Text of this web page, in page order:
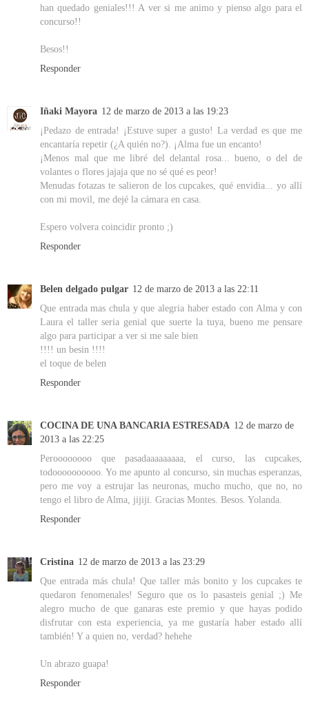
han quedado geniales!!! A ver si me animo y pienso algo para el
concurso!!
Besos!!
Responder
Iñaki Mayora 12 de marzo de 2013 a las 19:23
¡Pedazo de entrada! ¡Estuve super a gusto! La verdad es que me
encantaría repetir (¿A quién no?). ¡Alma fue un encanto!
¡Menos mal que me libré del delantal rosa... bueno, o del de
volantes o flores jajaja que no sé qué es peor!
Menudas fotazas te salieron de los cupcakes, qué envidia... yo allí
con mi movil, me dejé la cámara en casa.
Espero volvera coincidir pronto ;)
Responder
Belen delgado pulgar 12 de marzo de 2013 a las 22:11
Que entrada mas chula y que alegria haber estado con Alma y con
Laura el taller seria genial que suerte la tuya, bueno me pensare
algo para participar a ver si me sale bien
!!!! un besin !!!!
el toque de belen
Responder
COCINA DE UNA BANCARIA ESTRESADA 12 de marzo de
2013 a las 22:25
Peroooooooo que pasadaaaaaaaaa, el curso, las cupcakes,
todoooooooooo. Yo me apunto al concurso, sin muchas esperanzas,
pero me voy a estrujar las neuronas, mucho mucho, que no, no
tengo el libro de Alma, jijiji. Gracias Montes. Besos. Yolanda.
Responder
Cristina 12 de marzo de 2013 a las 23:29
Que entrada más chula! Que taller más bonito y los cupcakes te
quedaron fenomenales! Seguro que os lo pasasteis genial ;) Me
alegro mucho de que ganaras este premio y que hayas podido
disfrutar con esta experiencia, ya me gustaría haber estado allí
también! Y a quien no, verdad? hehehe
Un abrazo guapa!
Responder